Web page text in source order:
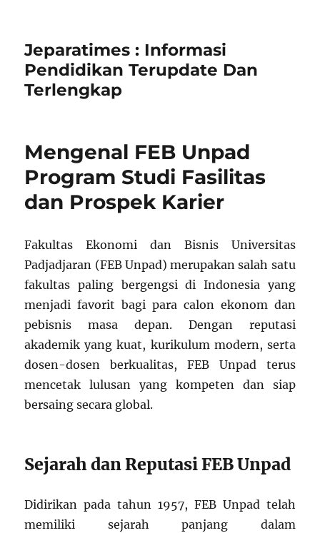
Jeparatimes : Informasi
Pendidikan Terupdate Dan
Terlengkap
Mengenal FEB Unpad
Program Studi Fasilitas
dan Prospek Karier
Fakultas Ekonomi dan Bisnis Universitas
Padjadjaran (FEB Unpad) merupakan salah satu
fakultas paling bergengsi di Indonesia yang
menjadi favorit bagi para calon ekonom dan
pebisnis masa depan. Dengan reputasi
akademik yang kuat, kurikulum modern, serta
dosen-dosen berkualitas, FEB Unpad terus
mencetak lulusan yang kompeten dan siap
bersaing secara global.
Sejarah dan Reputasi FEB Unpad
Didirikan pada tahun 1957, FEB Unpad telah
memiliki sejarah panjang dalam